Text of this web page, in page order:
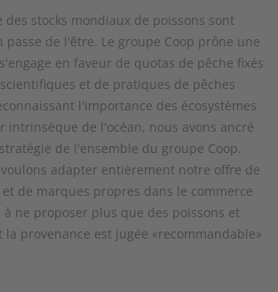
stocks mondiaux de poissons sont
passe de l'être. Le groupe Coop prône une
en faveur de quotas de pêche fixés
et de pratiques de pêches
l'importance des écosystèmes
intrinsèque de l'océan, nous avons ancré
de l'ensemble du groupe Coop.
adapter entièrement notre offre de
de marques propres dans le commerce
ne proposer plus que des poissons et
provenance est jugée «recommandable»